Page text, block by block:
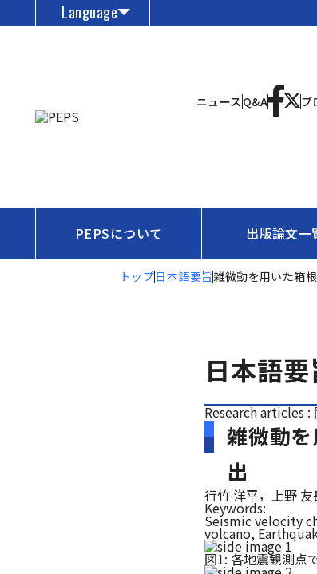
Language
ニュース Q&A ブ
PEPSについて 出版論文一
トップ日本語要旨雑微動を用いた箱
日本語要
Research articles :
雑微動
出
行竹 洋平，上野
Keywords:
Seismic velocity
volcano,
図1: 各地震観測点